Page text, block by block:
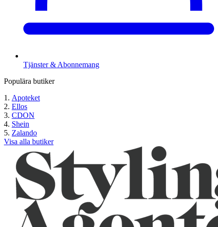
Tjänster & Abonnemang
Populära butiker
Apoteket
Ellos
CDON
Shein
Zalando
Visa alla butiker